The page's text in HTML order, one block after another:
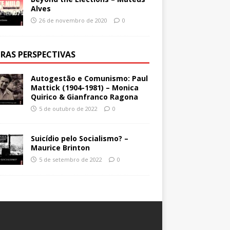
Alves
26 de novembro de 2020 0
PERSPECTIVAS
Autogestão e Comunismo: Paul
Mattick (1904-1981) – Monica
Quirico & Gianfranco Ragona
5 de outubro de 2022 0
Suicídio pelo Socialismo? –
Maurice Brinton
5 de setembro de 2022 0